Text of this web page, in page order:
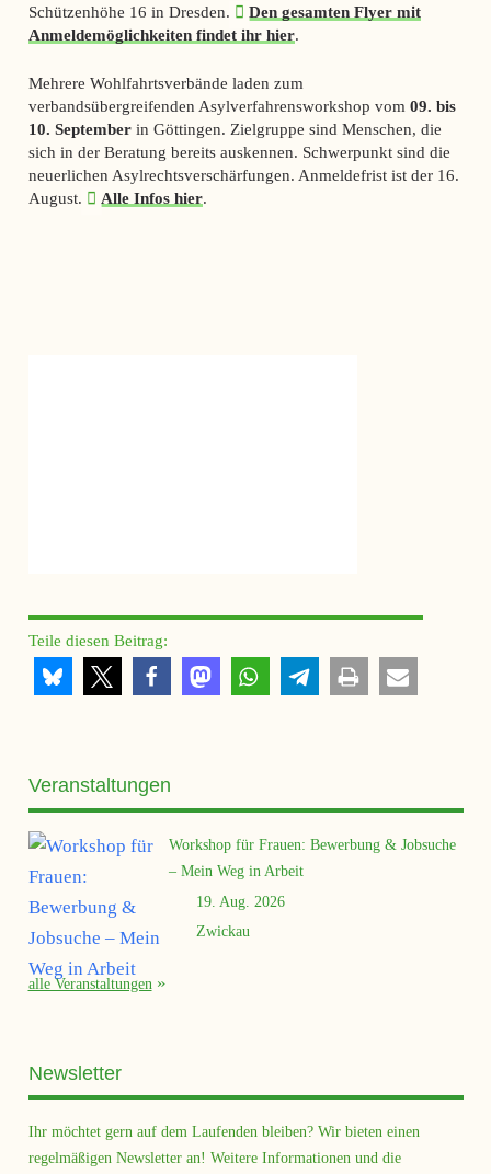
Schützenhöhe 16 in Dresden.
Den gesamten Flyer mit
Anmeldemöglichkeiten findet ihr hier.
Mehrere Wohlfahrtsverbände laden zum
verbandsübergreifenden Asylverfahrensworkshop vom 09. bis
10. Septemberin Göttingen. Zielgruppe sind Menschen, die
sich in der Beratung bereits auskennen. Schwerpunkt sind die
neuerlichen Asylrechtsverschärfungen. Anmeldefrist ist der 16.
August.
Alle Infos hier.
Teile diesen Beitrag:
Veranstaltungen
Workshop für Frauen: Bewerbung & Jobsuche
– Mein Weg in Arbeit
19. Aug. 2026
Zwickau
alle Veranstaltungen
Newsletter
Ihr möchtet gern auf dem Laufenden bleiben? Wir bieten einen
regelmäßigen Newsletter an! Weitere Informationen und die